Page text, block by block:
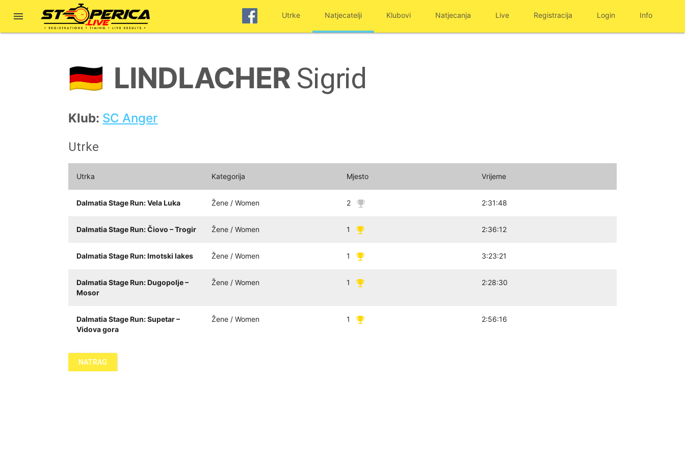
 Utrke Natjecatelji Klubovi Natjecanja Live Registracija Login Info
🇩🇪 LINDLACHER Sigrid
Klub: SC Anger
Utrke
Utrka Kategorija Mjesto Vrijeme
Dalmatia Stage Run: Vela Luka Žene / Women 2 2:31:48
Dalmatia Stage Run: Čiovo – Trogir Žene / Women 1 2:36:12
Dalmatia Stage Run: Imotski lakes Žene / Women 1 3:23:21
Dalmatia Stage Run: Dugopolje –
Mosor
Žene / Women 1 2:28:30
Dalmatia Stage Run: Supetar –
Vidova gora
Žene / Women 1 2:56:16
NATRAG